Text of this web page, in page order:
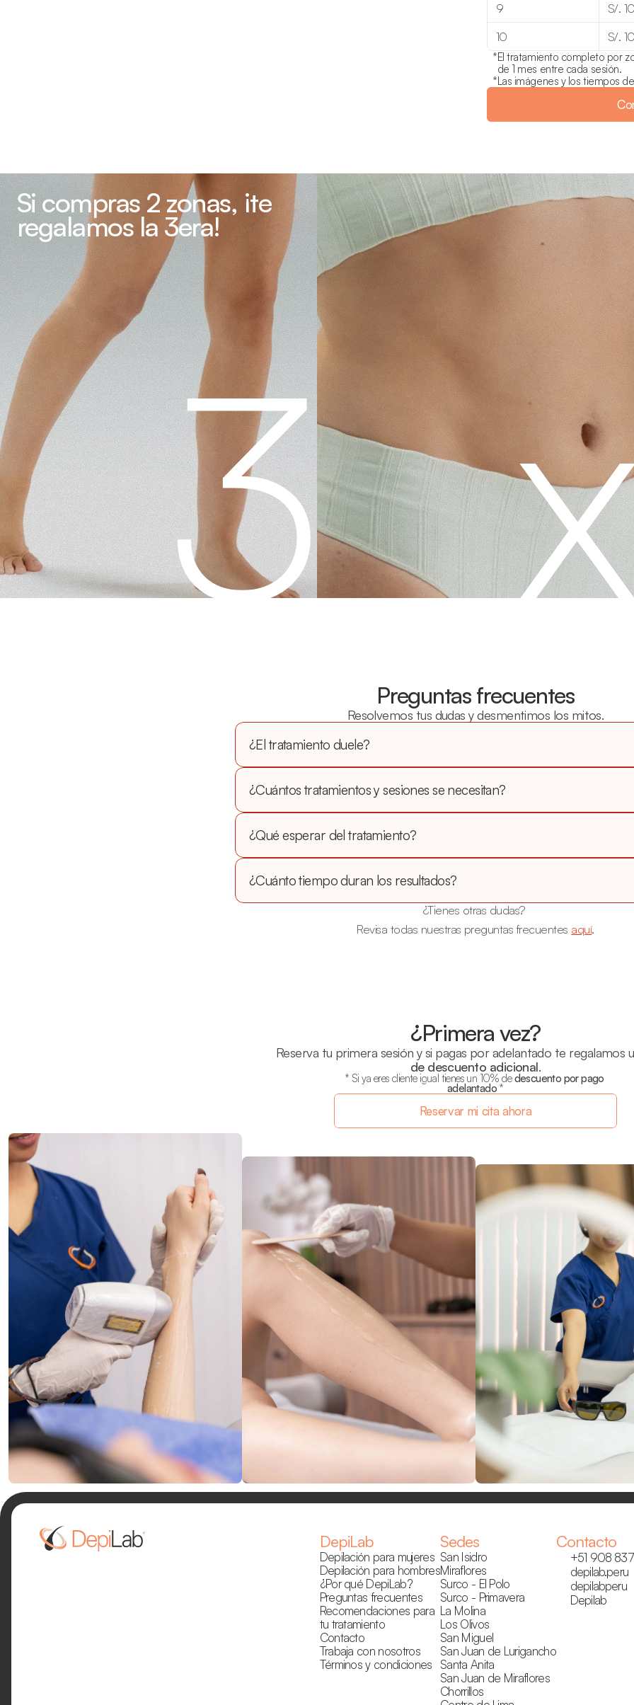
9
S/.
10
S/.
*El tratamiento completo por
de 1 mes entre cada sesión.
*Las imágenes y los tiempos
Si compras 2 zonas, ¡te
regalamos la 3era!
3
Preguntas frecuentes
Resolvemos tus dudas y desmentimos los mitos.
¿El tratamiento duele?
¿Cuántos tratamientos y sesiones se necesitan?
¿Qué esperar del tratamiento?
¿Cuánto tiempo duran los resultados?
¿Tienes otras dudas?
Revisa todas nuestras preguntas frecuentes aquí.
¿Primera vez?
Reserva tu primera sesión y si pagas por adelantado te regalamos
de descuento adicional.
* Si ya eres cliente igual tienes un 10% de descuento por pago
adelantado *
Reservar mi cita ahora
DepiLab
Depilación para mujeres
Depilación para hombres
¿Por qué DepiLab?
Preguntas frecuentes
Recomendaciones para
tu tratamiento
Contacto
Trabaja con nosotros
Términos y condiciones
Sedes
San Isidro
Miraflores
Surco - El Polo
Surco - Primavera
La Molina
Los Olivos
San Miguel
San Juan de Lurigancho
Santa Anita
San Juan de Miraflores
Chorrillos
Contacto
+51 908
depilab.peru
depilabperu
Depilab